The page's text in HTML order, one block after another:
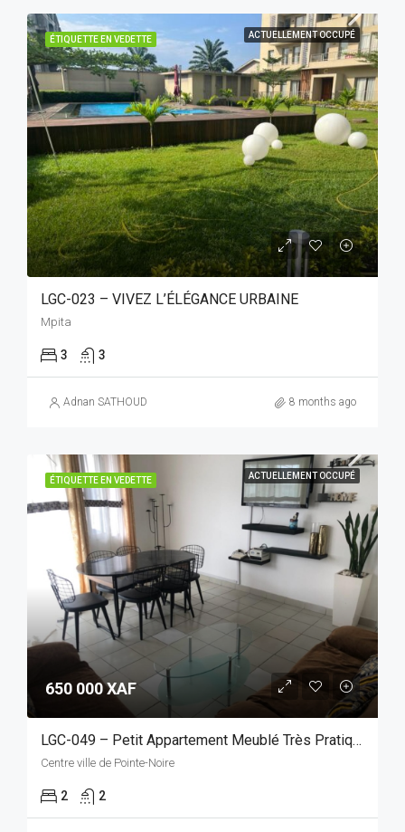
ÉTIQUETTE EN VEDETTE ACTUELLEMENT OCCUPÉ
LGC-023 – VIVEZ L’ÉLÉGANCE URBAINE
Mpita
3 3
Adnan SATHOUD 8 months ago
ÉTIQUETTE EN VEDETTE ACTUELLEMENT OCCUPÉ
650 000 XAF
LGC-049 – Petit Appartement Meublé Très Pratique, Situé Au Centre-Ville Et D’accès Facile
Centre ville de Pointe-Noire
2 2